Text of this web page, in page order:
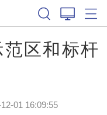
区和标杆
01 16:09:55